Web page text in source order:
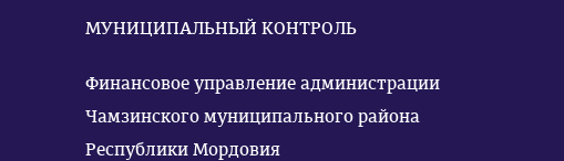
МУНИЦИПАЛЬНЫЙ КОНТРОЛЬ
Финансовое управление администрации
Чамзинского муниципального района
Республики Мордовия